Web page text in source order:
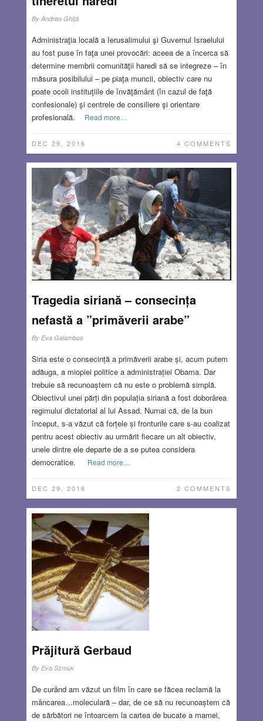
By Andrea Ghiţă
Administraţia locală a Ierusalimului şi Guvernul Israelului
au fost puse în faţa unei provocări: aceea de a încerca să
determine membrii comunităţii haredi să se integreze – în
măsura posibilului – pe piaţa muncii, obiectiv care nu
poate ocoli instituţiile de învăţământ (în cazul de faţă
confesionale) şi centrele de consiliere şi orientare
profesională.
Read more…
DEC 29, 2016 4 COMMENTS
Tragedia siriană – consecința
nefastă a ”primăverii arabe”
By Eva Galambos
Siria este o consecință a primăverii arabe și, acum putem
adăuga, a miopiei politice a administrației Obama. Dar
trebuie să recunoaștem că nu este o problemă simplă.
Obiectivul unei părți din populația siriană a fost doborârea
regimului dictatorial al lui Assad. Numai că, de la bun
început, s-a văzut că forțele și fronturile care s-au coalizat
pentru acest obiectiv au urmărit fiecare un alt obiectiv,
unele dintre ele departe de a se putea considera
democratice.
Read more…
DEC 29, 2016 2 COMMENTS
Prăjitură Gerbaud
By Eva Szmuk
De curând am văzut un film în care se făcea reclamă la
mâncarea…moleculară – dar, de ce să nu recunoaștem că
de sărbători ne întoarcem la cartea de bucate a mamei,